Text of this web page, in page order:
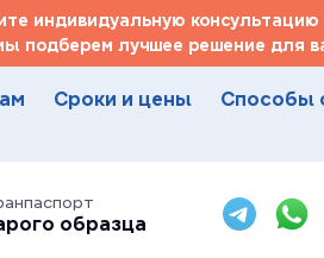
индивидуальную
подберем лучшее решение для
Сроки и цены Способы
образца